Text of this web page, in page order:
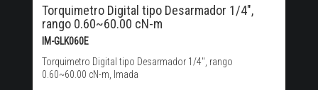
Torquimetro Digital tipo Desarmador 1/4",
rango 0.60~60.00 cN-m
IM-GLK060E
Torquimetro Digital tipo Desarmador 1/4", rango
0.60~60.00 cN-m, Imada